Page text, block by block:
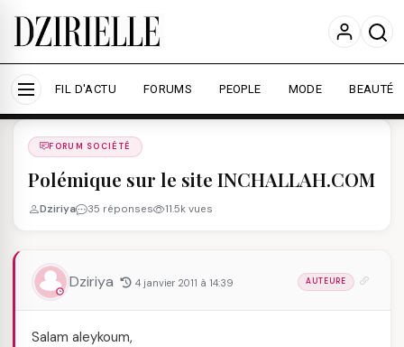
Nous utilisons des cookies pour améliorer votre
expérience et mesurer l'audience.
En savoir plus
Accepter tout Personnaliser
FIL D'ACTU FORUMS PEOPLE MODE BEAUTÉ
Forums
FORUM SOCIÉTÉ
Polémique sur le site INCHALLAH.COM
Dziriya 35 réponses 11.5k vues
Dziriya 4 janvier 2011 à 14:39 AUTEURE
Salam aleykoum,